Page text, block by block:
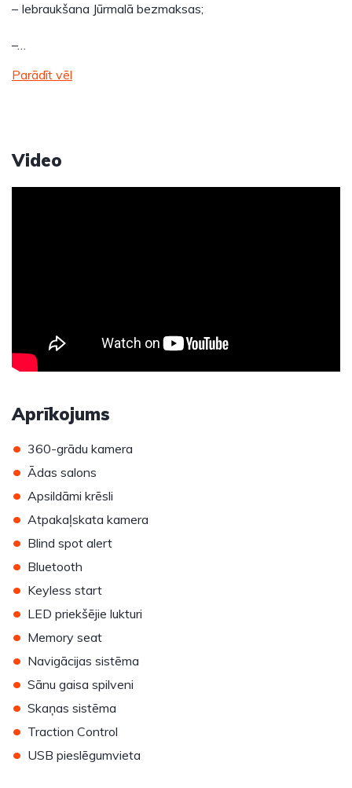
– Iebraukšana Jūrmalā bezmaksas;
–…
Parādīt vēl
Video
Aprīkojums
• 360-grādu kamera
• Ādas salons
• Apsildāmi krēsli
• Atpakaļskata kamera
• Blind spot alert
• Bluetooth
• Keyless start
• LED priekšējie lukturi
• Memory seat
• Navigācijas sistēma
• Sānu gaisa spilveni
• Skaņas sistēma
• Traction Control
• USB pieslēgumvieta